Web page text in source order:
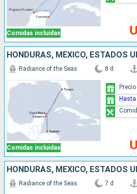
Comidas incluidas
HONDURAS, MÉXICO, ESTADOS
Comidas incluidas
Radiance of the Seas 8 d
Hasta
HONDURAS, MÉXICO, ESTADOS
Radiance of the Seas 7 d